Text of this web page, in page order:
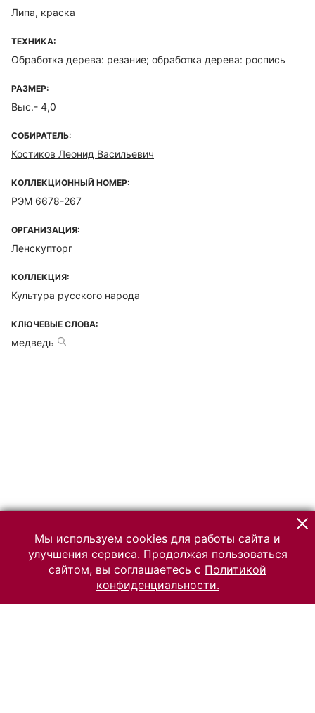
Липа, краска
ТЕХНИКА:
Обработка дерева: резание; обработка дерева: роспись
РАЗМЕР:
Выс.- 4,0
СОБИРАТЕЛЬ:
Костиков Леонид Васильевич
КОЛЛЕКЦИОННЫЙ НОМЕР:
РЭМ 6678-267
ОРГАНИЗАЦИЯ:
Ленскупторг
КОЛЛЕКЦИЯ:
Культура русского народа
КЛЮЧЕВЫЕ СЛОВА:
медведь
Мы используем cookies для работы сайта и
улучшения сервиса. Продолжая пользоваться
сайтом, вы соглашаетесь с Политикой
конфиденциальности.